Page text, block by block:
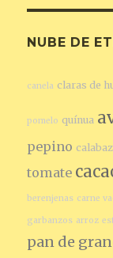
NUBE DE
canela claras de
pomelo quínua
pepino
tomate
berenjenas carne
garbanzos arroz
pan de